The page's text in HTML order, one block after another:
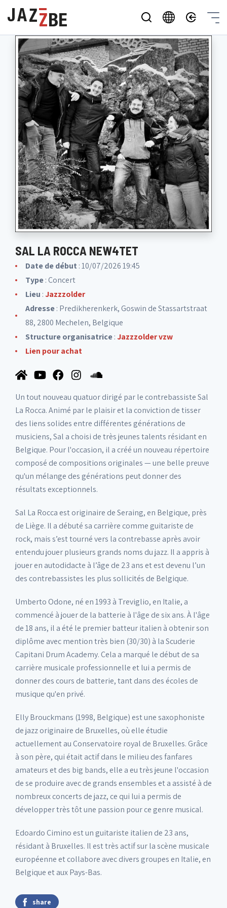
SAL LA ROCCA NEW4TET
Date de début : 10/07/2026 19:45
Type: Concert
Lieu :Jazzzolder
Adresse: Predikherenkerk, Goswin de Stassartstraat
88, 2800 Mechelen, Belgique
Structure organisatrice:Jazzzolder vzw
Lien pour achat
Un tout nouveau quatuor dirigé par le contrebassiste Sal
La Rocca. Animé par le plaisir et la conviction de tisser
des liens solides entre différentes générations de
musiciens, Sal a choisi de très jeunes talents résidant en
Belgique. Pour l'occasion, il a créé un nouveau répertoire
composé de compositions originales — une belle preuve
qu'un mélange des générations peut donner des
résultats exceptionnels.
Sal La Rocca est originaire de Seraing, en Belgique, près
de Liège. Il a débuté sa carrière comme guitariste de
rock, mais s’est tourné vers la contrebasse après avoir
entendu jouer plusieurs grands noms du jazz. Il a appris à
jouer en autodidacte à l’âge de 23 ans et est devenu l’un
des contrebassistes les plus sollicités de Belgique.
Umberto Odone, né en 1993 à Treviglio, en Italie, a
commencé à jouer de la batterie à l'âge de six ans. À l'âge
de 18 ans, il a été le premier batteur italien à obtenir son
diplôme avec mention très bien (30/30) à la Scuderie
Capitani Drum Academy. Cela a marqué le début de sa
carrière musicale professionnelle et lui a permis de
donner des cours de batterie, tant dans des écoles de
musique qu'en privé.
Elly Brouckmans (1998, Belgique) est une saxophoniste
de jazz originaire de Bruxelles, où elle étudie
actuellement au Conservatoire royal de Bruxelles. Grâce
à son père, qui était actif dans le milieu des fanfares
amateurs et des big bands, elle a eu très jeune l'occasion
de se produire avec de grands ensembles et a assisté à de
nombreux concerts de jazz, ce qui lui a permis de
développer très tôt une passion pour ce genre musical.
Edoardo Cimino est un guitariste italien de 23 ans,
résidant à Bruxelles. Il est très actif sur la scène musicale
européenne et collabore avec divers groupes en Italie, en
Belgique et aux Pays-Bas.
share